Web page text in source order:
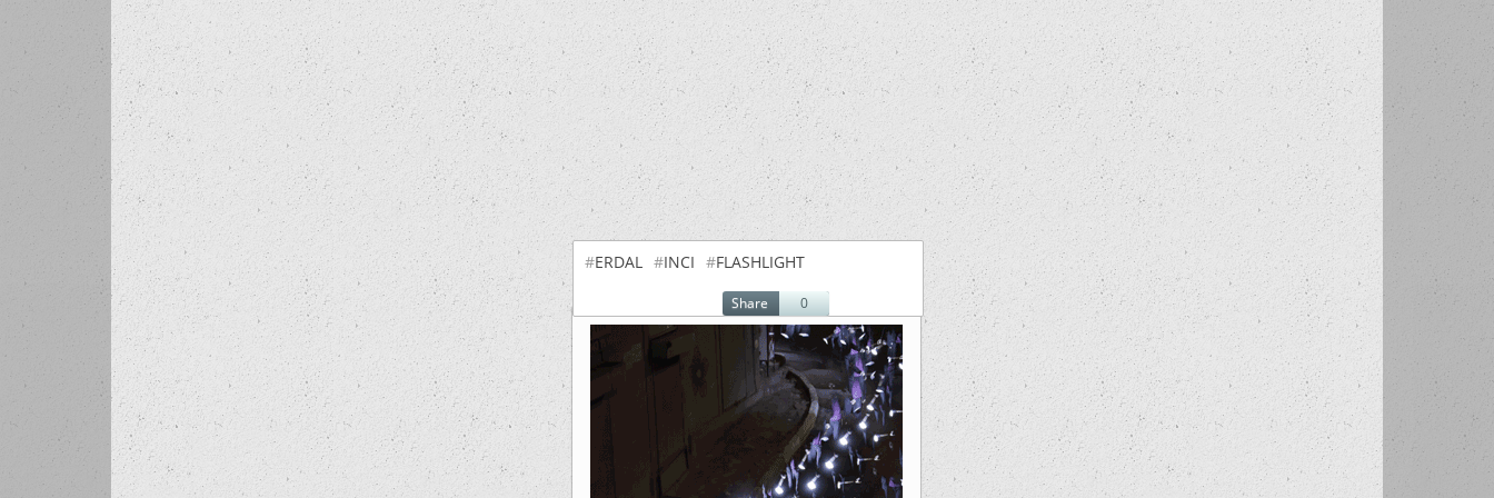
#ERDAL #INCI #FLASHLIGHT
Share
f
t
+1
0